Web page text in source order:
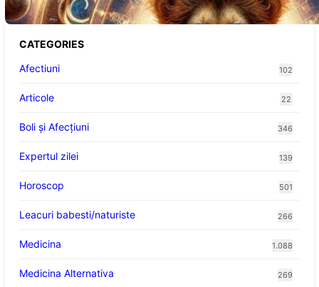
CATEGORIES
Afectiuni
102
Articole 22
Boli și Afecțiuni 346
Expertul zilei 139
Horoscop 501
Leacuri babesti/naturiste 266
Medicina 1.088
Medicina Alternativa 269